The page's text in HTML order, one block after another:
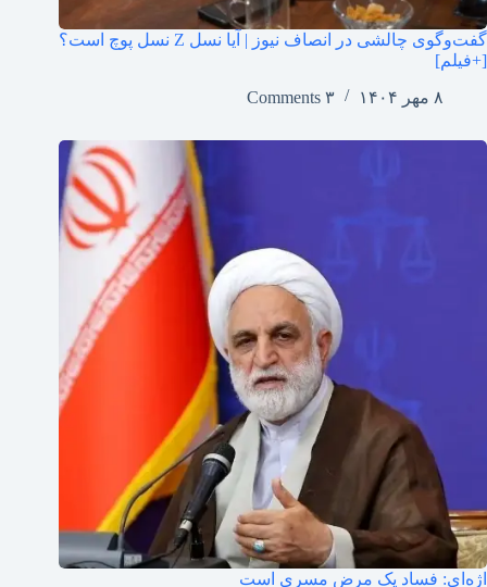
گفت‌وگوی چالشی در انصاف نیوز | آیا نسل Z نسل پوچ است؟
[+فیلم]
۸ مهر ۱۴۰۴
۳ Comments
اژه‌ای: فساد یک مرض مسری است